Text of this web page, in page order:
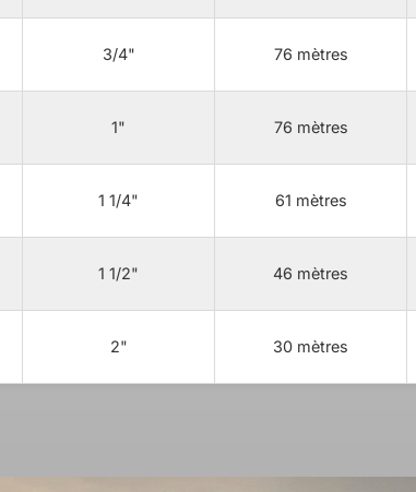
3/4" 76 mètres
1" 76 mètres
1 1/4" 61 mètres
1 1/2" 46 mètres
2" 30 mètres